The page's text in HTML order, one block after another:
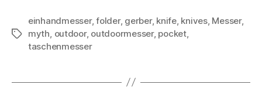
Schlagwörter
einhandmesser,folder, gerber, knife, knives, Messer,
myth outdoor, outdoormesser, pocket,
taschenmesser